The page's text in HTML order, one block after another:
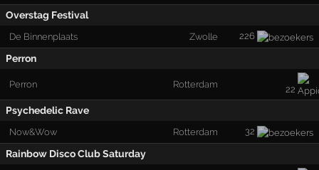
Overstag Festival
De Binnenplaats Zwolle 226
Perron
Perron Rotterdam 22
Psychedelic Rave
Now&Wow Rotterdam 32
Rainbow Disco Club Saturday